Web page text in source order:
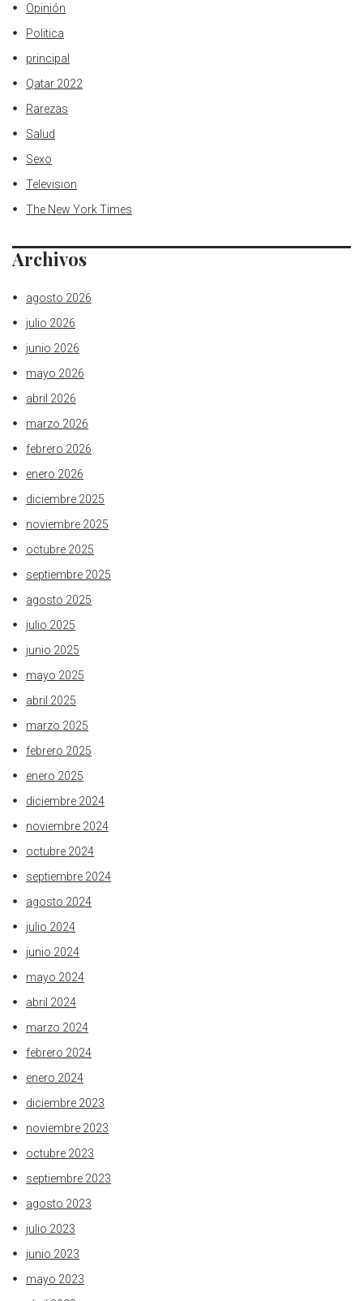
Opinión
Politica
principal
Qatar 2022
Rarezas
Salud
Sexo
Television
The New York Times
Archivos
agosto 2026
julio 2026
junio 2026
mayo 2026
abril 2026
marzo 2026
febrero 2026
enero 2026
diciembre 2025
noviembre 2025
octubre 2025
septiembre 2025
agosto 2025
julio 2025
junio 2025
mayo 2025
abril 2025
marzo 2025
febrero 2025
enero 2025
diciembre 2024
noviembre 2024
octubre 2024
septiembre 2024
agosto 2024
julio 2024
junio 2024
mayo 2024
abril 2024
marzo 2024
febrero 2024
enero 2024
diciembre 2023
noviembre 2023
octubre 2023
septiembre 2023
agosto 2023
julio 2023
junio 2023
mayo 2023